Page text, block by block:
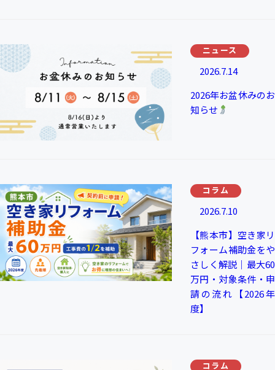
ニュース
2026.7.14
2026年お盆休みのお
知らせ
コラム
2026.7.10
【熊本市】空き家リ
フォーム補助金をや
さしく解説｜最大60
万円・対象条件・申
請の流れ【2026年
度】
コラム